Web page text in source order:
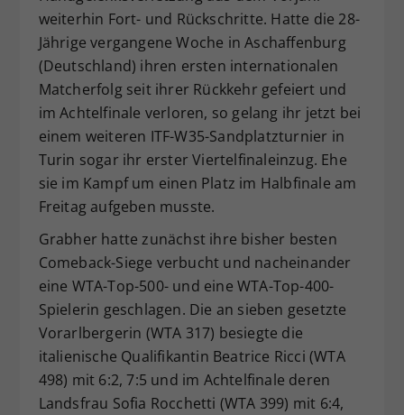
weiterhin Fort- und Rückschritte. Hatte die 28-
Jährige vergangene Woche in Aschaffenburg
(Deutschland) ihren ersten internationalen
Matcherfolg seit ihrer Rückkehr gefeiert und
im Achtelfinale verloren, so gelang ihr jetzt bei
einem weiteren ITF-W35-Sandplatzturnier in
Turin sogar ihr erster Viertelfinaleinzug. Ehe
sie im Kampf um einen Platz im Halbfinale am
Freitag aufgeben musste.
Grabher hatte zunächst ihre bisher besten
Comeback-Siege verbucht und nacheinander
eine WTA-Top-500- und eine WTA-Top-400-
Spielerin geschlagen. Die an sieben gesetzte
Vorarlbergerin (WTA 317) besiegte die
italienische Qualifikantin Beatrice Ricci (WTA
498) mit 6:2, 7:5 und im Achtelfinale deren
Landsfrau Sofia Rocchetti (WTA 399) mit 6:4,
Zweck
Dieser Wert speichert Ihre Consent-
Einstellungen. Unter anderem eine
zufällig generierte ID, für die
historische Speicherung Ihrer
vorgenommen Einstellungen, falls der
Webseiten-Betreiber dies eingestellt
hat.